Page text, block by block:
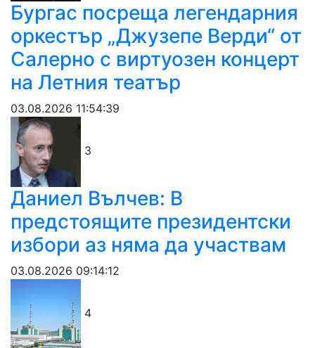
Бургас посреща легендарния
оркестър „Джузепе Верди“ от
Салерно с виртуозен концерт
на Летния театър
03.08.2026 11:54:39
3
Даниел Вълчев: В
предстоящите президентски
избори аз няма да участвам
03.08.2026 09:14:12
4